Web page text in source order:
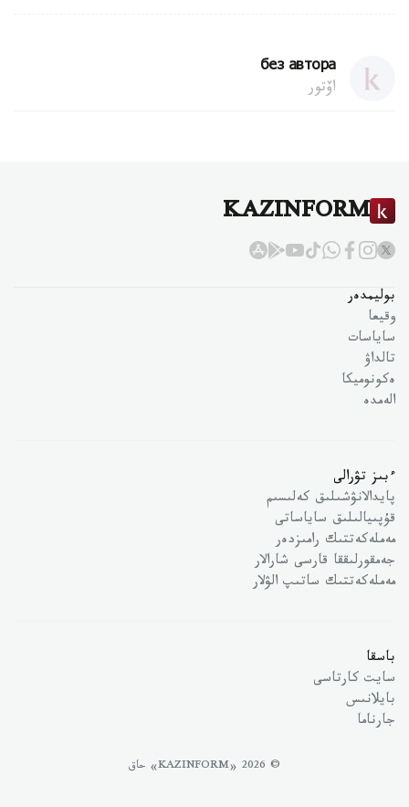
без автора
اۆتور
KAZINFORM
بوليمدەر
وقيعا
ساياسات
تالداۋ
ەكونوميكا
الەمدە
ءبىز تۋرالى
پايدالانۋشىلىق كەلىسىم
قۇپىيالىلىق ساياساتى
مەملەكەتتىك رامىزدەر
جەمقورلىققا قارسى شارالار
مەملەكەتتىك ساتىپ الۋلار
باسقا
سايت كارتاسى
بايلانىس
جارناما
© 2026 «KAZINFORM» حاق